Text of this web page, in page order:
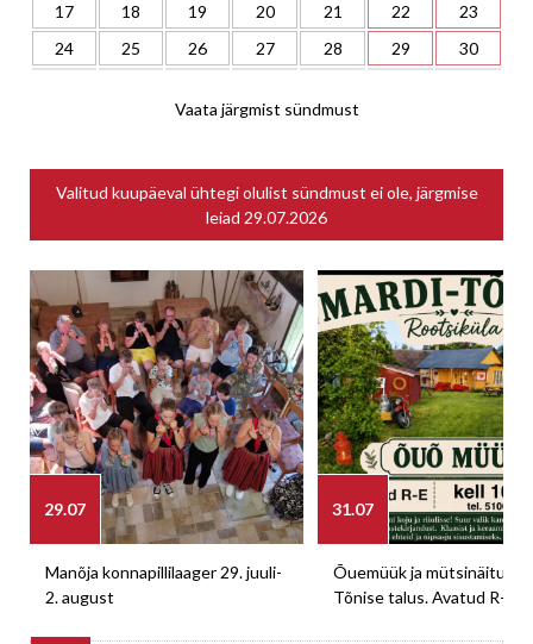
17
18 19 20 21 22
23
24
25 26 27 28 29 30
Vaata järgmist sündmust
Valitud kuupäeval ühtegi olulist sündmust ei ole, järgmise
leiad 29.07.2026
29.07
Manõja konnapillilaager 29. juuli-
2. august
31.07
Õuemüük ja mütsinäitus
Tõnise talus. Avatud R-E